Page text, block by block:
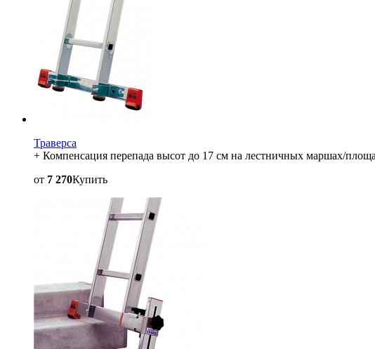
Траверса
+ Компенсация перепада высот до 17 см на лестничных маршах/
от 7 270Купить